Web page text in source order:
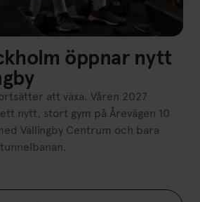
öppnar nytt
att växa. Våren 2027
nytt, stort gym på Årevägen 10
Vällingby Centrum och bara